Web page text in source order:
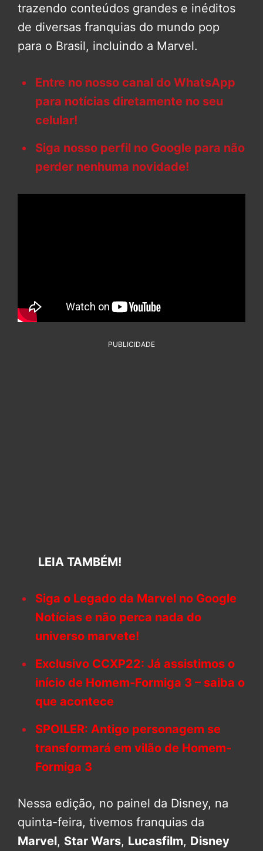
trazendo conteúdos grandes e inéditos
de diversas franquias do mundo pop
para o Brasil, incluindo a Marvel.
Entre no nosso canal do WhatsApp
para notícias diretamente no seu
celular!
Siga nosso perfil no Google para não
perder nenhuma novidade!
PUBLICIDADE
LEIA TAMBÉM!
Siga o Legado da Marvel no Google
Notícias e não perca nada do
universo marvete!
Exclusivo CCXP22: Já assistimos o
início de Homem-Formiga 3 – saiba o
que acontece
SPOILER: Antigo personagem se
transformará em vilão de Homem-
Formiga 3
Nessa edição, no painel da Disney, na
quinta-feira, tivemos franquias da
Marvel, Star Wars, Lucasfilm, Disney